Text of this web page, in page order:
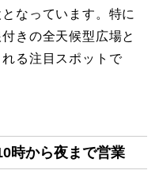
なっています。特に
きの全天候型広場と
る注目スポットで
時から夜まで営業